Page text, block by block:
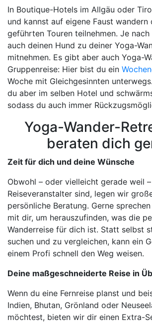
In Boutique-Hotels im Allgäu oder
und kannst auf eigene Faust wandern
geführten Touren teilnehmen. Je
auch deinen Hund zu deiner Yoga-
mitnehmen. Es gibt aber auch Yoga-
Gruppenreise: Hier bist du ein
Woche mit Gleichgesinnten
du aber im selben Hotel und
sodass du auch immer
Yoga-Wander-
beraten dich
Zeit für dich und deine Wünsche
Obwohl – oder vielleicht gerade weil
Reiseveranstalter sind, legen wir
persönliche Beratung. Gerne
mit dir, um herauszufinden, was die
Wanderreise für dich ist. Statt selbst
suchen und zu vergleichen, kann ein
einem Profi schnell den Weg weisen.
Deine maßgeschneiderte Reise in
Wenn du eine Fernreise planst und
Indien, Bhutan, Grönland oder
möchtest, bieten wir dir einen Extra-